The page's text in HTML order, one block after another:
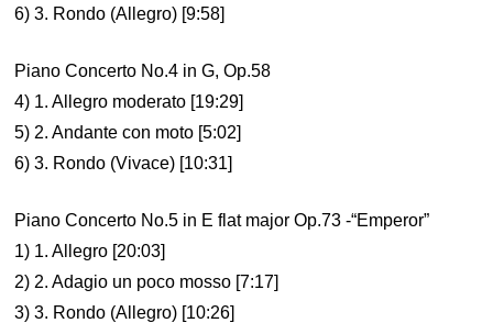
6) 3. Rondo (Allegro) [9:58]
Piano Concerto No.4 in G, Op.58
4) 1. Allegro moderato [19:29]
5) 2. Andante con moto [5:02]
6) 3. Rondo (Vivace) [10:31]
Piano Concerto No.5 in E flat major Op.73 -“Emperor”
1) 1. Allegro [20:03]
2) 2. Adagio un poco mosso [7:17]
3) 3. Rondo (Allegro) [10:26]